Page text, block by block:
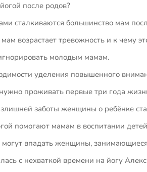
после родов?
сталкиваются большинство мам
возрастает тревожность и к чему
молодым мамам.
уделения повышенного
проживать первые три года
заботы женщины о ребёнке
помогают мамам в воспитании
могут впадать женщины,
с нехваткой времени на йогу